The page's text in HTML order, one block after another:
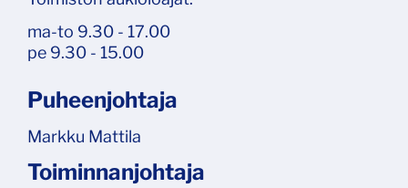
ma-to 9.30 - 17.00
pe 9.30 - 15.00
Puheenjohtaja
Markku Mattila
Toiminnanjohtaja